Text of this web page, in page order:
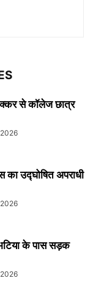
से कॉलेज छात्र
उद्घोषित अपराधी
के पास सड़क